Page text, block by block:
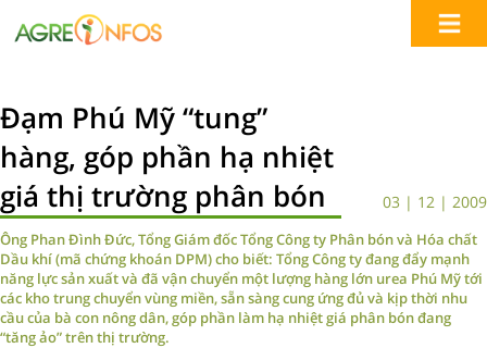
Đạm Phú Mỹ “tung”
hàng, góp phần hạ nhiệt
giá thị trường phân bón
03 | 12 | 2009
Ông Phan Đình Đức, Tổng Giám đốc Tổng Công ty Phân bón và Hóa chất
Dầu khí (mã chứng khoán DPM) cho biết: Tổng Công ty đang đẩy mạnh
năng lực sản xuất và đã vận chuyển một lượng hàng lớn urea Phú Mỹ tới
các kho trung chuyển vùng miền, sẵn sàng cung ứng đủ và kịp thời nhu
cầu của bà con nông dân, góp phần làm hạ nhiệt giá phân bón đang
“tăng ảo” trên thị trường.